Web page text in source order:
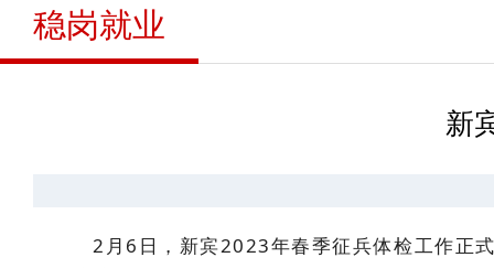
稳岗就业
新
2月6日，新宾2023年春季征兵体检工作正